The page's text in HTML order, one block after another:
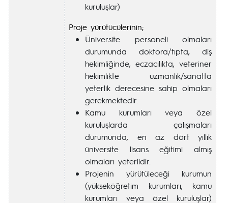
kuruluşlar)
Proje yürütücülerinin;
Üniversite personeli olmaları
durumunda doktora/tıpta, diş
hekimliğinde, eczacılıkta, veteriner
hekimlikte uzmanlık/sanatta
yeterlik derecesine sahip olmaları
gerekmektedir.
Kamu kurumları veya özel
kuruluşlarda çalışmaları
durumunda, en az dört yıllık
üniversite lisans eğitimi almış
olmaları yeterlidir.
Projenin yürütüleceği kurumun
(yükseköğretim kurumları, kamu
kurumları veya özel kuruluşlar)